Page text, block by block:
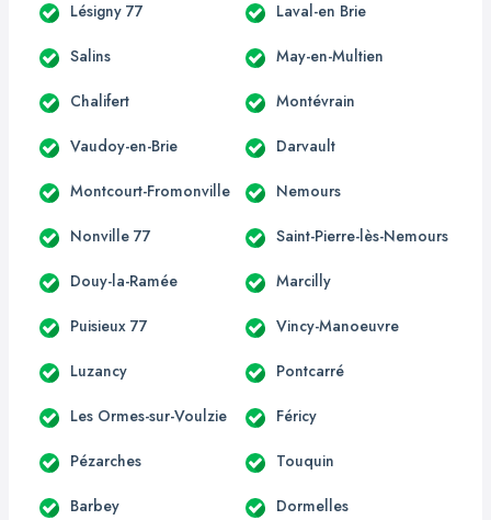
Lésigny 77 Laval-en Brie
Salins May-en-Multien
Chalifert Montévrain
Vaudoy-en-Brie Darvault
Montcourt-Fromonville Nemours
Nonville 77 Saint-Pierre-lès-Nemours
Douy-la-Ramée Marcilly
Puisieux 77 Vincy-Manoeuvre
Luzancy Pontcarré
Les Ormes-sur-Voulzie Féricy
Pézarches Touquin
Barbey Dormelles